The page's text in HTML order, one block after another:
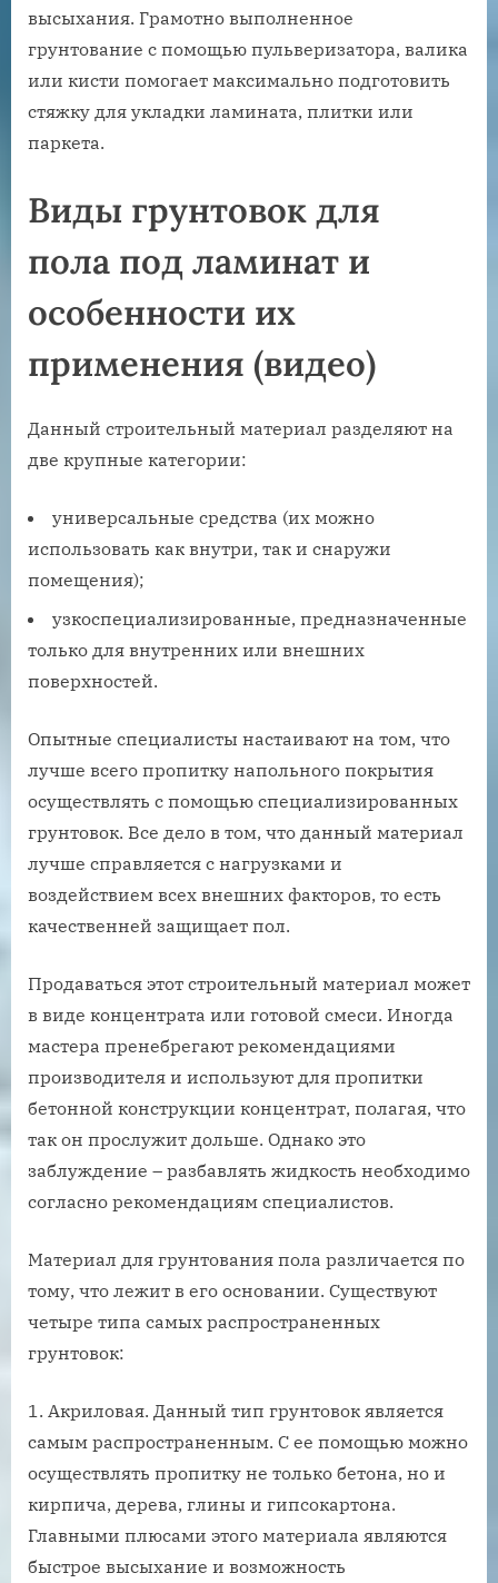
высыхания. Грамотно выполненное
грунтование с помощью пульверизатора, валика
или кисти помогает максимально подготовить
стяжку для укладки ламината, плитки или
паркета.
Виды грунтовок для
пола под ламинат и
особенности их
применения (видео)
Данный строительный материал разделяют на
две крупные категории:
универсальные средства (их можно
использовать как внутри, так и снаружи
помещения);
узкоспециализированные, предназначенные
только для внутренних или внешних
поверхностей.
Опытные специалисты настаивают на том, что
лучше всего пропитку напольного покрытия
осуществлять с помощью специализированных
грунтовок. Все дело в том, что данный материал
лучше справляется с нагрузками и
воздействием всех внешних факторов, то есть
качественней защищает пол.
Продаваться этот строительный материал может
в виде концентрата или готовой смеси. Иногда
мастера пренебрегают рекомендациями
производителя и используют для пропитки
бетонной конструкции концентрат, полагая, что
так он прослужит дольше. Однако это
заблуждение – разбавлять жидкость необходимо
согласно рекомендациям специалистов.
Материал для грунтования пола различается по
тому, что лежит в его основании. Существуют
четыре типа самых распространенных
грунтовок:
Акриловая. Данный тип грунтовок является
самым распространенным. С ее помощью можно
осуществлять пропитку не только бетона, но и
кирпича, дерева, глины и гипсокартона.
Главными плюсами этого материала являются
быстрое высыхание и возможность